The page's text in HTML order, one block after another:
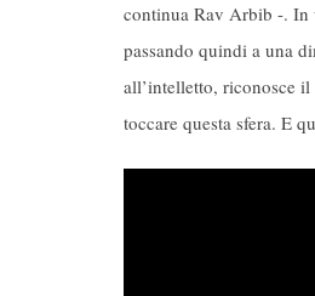
continua Rav Arbib -. In
passando quindi a una
all’intelletto, riconosce
toccare questa sfera. E